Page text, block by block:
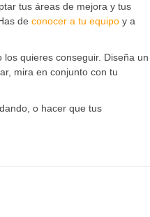
tus áreas de mejora y tus
de conocer a tu equipo y a
quieres conseguir. Diseña un
mira en conjunto con tu
o hacer que tus